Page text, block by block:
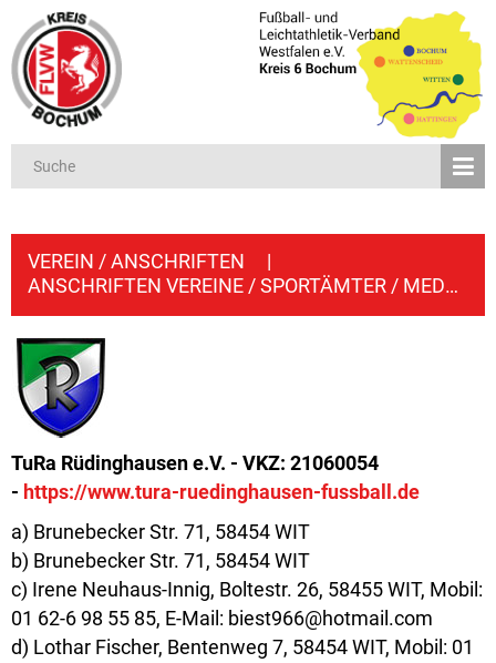
VEREIN / ANSCHRIFTEN
|
ANSCHRIFTEN VEREINE / SPORTÄMTER / MEDIEN
TuRa Rüdinghausen e.V. - VKZ: 21060054
- https://www.tura-ruedinghausen-fussball.de
a) Brunebecker Str. 71, 58454 WIT
b) Brunebecker Str. 71, 58454 WIT
c) Irene Neuhaus-Innig, Boltestr. 26, 58455 WIT, Mobil:
01 62-6 98 55 85, E-Mail: biest966@hotmail.com
d) Lothar Fischer, Bentenweg 7, 58454 WIT, Mobil: 01